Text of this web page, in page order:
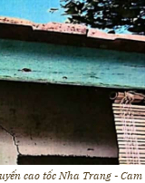
cao tốc Nha Trang - Cam